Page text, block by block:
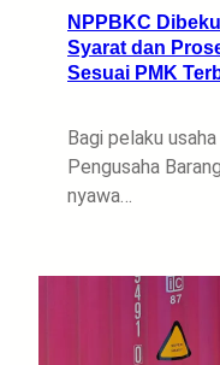
NPPBKC
Syarat dan
Sesuai PMK
Bagi pelaku
Pengusaha
nyawa…